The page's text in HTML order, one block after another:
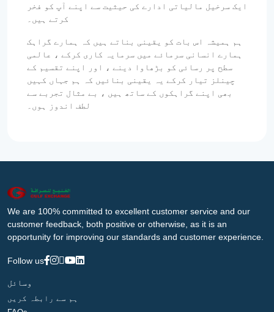
ایک سرخیل مالیاتی ادارے کی حیثیت سے اپنے آپ کو فخر
کرتے ہیں۔
ہم ہمیشہ اس بات کو یقینی بناتے ہیں کہ ہمارے گراہک
ہمارے انسانی سرمائے میں سرمایہ کاری کرکے ، عالمی
سطح پر رسائی کو بڑھاوا دینے ، اور اپنے تقسیم کے
چینلز تیار کرکے یہ یقینی بنائیں کہ ہم جہاں کہیں
بھی اپنے گراہکوں کے ساتھ ہیں ، بے مثال تجربے سے
لطف اندوز ہوں۔
We are 100% committed to excellent customer service and our
customer feedback, both positive or otherwise, as it is an
opportunity for improving our standards and customer experience.
Follow us
وسائل
ہم سے رابطہ کریں